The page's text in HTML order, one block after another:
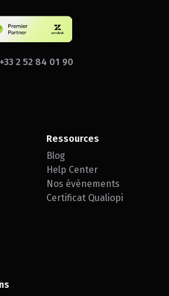
2 52 84 01 90
Ressources
Blog
Help Center
Nos évènements
Certificat Qualiopi